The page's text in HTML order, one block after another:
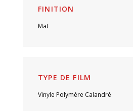
FINITION
Mat
TYPE DE FILM
Vinyle Polymére Calandré